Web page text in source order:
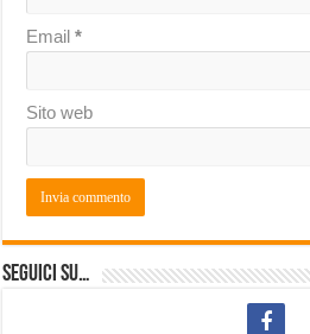
Email*
Sito web
Seguici su…